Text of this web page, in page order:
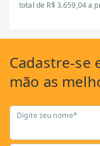
total de R$ 3.659,04 a
Cadastre-se
mão as
Digite seu nome*